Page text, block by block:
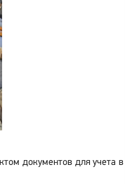
документов для учета в